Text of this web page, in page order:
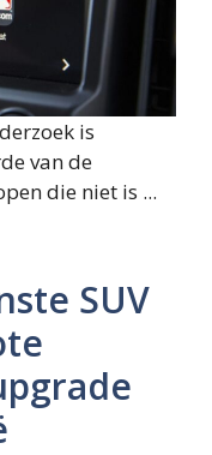
is
van de
die niet is ...
SUV